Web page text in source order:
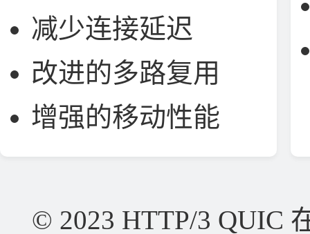
减少连接延迟
改进的多路复用
增强的移动性能
© 2023 HTTP/3 QUIC